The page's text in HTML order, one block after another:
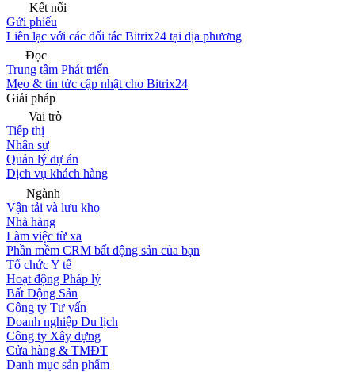
Kết nối
Gửi phiếu
Liên lạc với các đối tác Bitrix24 tại địa phương
Đọc
Trung tâm Phát triển
Mẹo & tin tức cập nhật cho Bitrix24
Giải pháp
Vai trò
Tiếp thị
Nhân sự
Quản lý dự án
Dịch vụ khách hàng
Ngành
Vận tải và lưu kho
Nhà hàng
Làm việc từ xa
Phần mềm CRM bất động sản của bạn
Tổ chức Y tế
Hoạt động Pháp lý
Bất Động Sản
Công ty Tư vấn
Doanh nghiệp Du lịch
Công ty Xây dựng
Cửa hàng & TMĐT
Danh mục sản phẩm